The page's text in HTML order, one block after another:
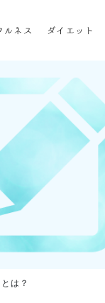
ルネス ダイエット
ル・ライフコーチ
ンドフルネス
ちについて
たちの挑戦
は？